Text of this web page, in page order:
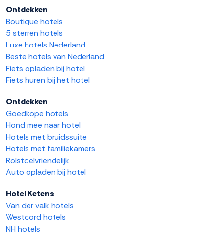
Ontdekken
Boutique hotels
5 sterren hotels
Luxe hotels Nederland
Beste hotels van Nederland
Fiets opladen bij hotel
Fiets huren bij het hotel
Ontdekken
Goedkope hotels
Hond mee naar hotel
Hotels met bruidssuite
Hotels met familiekamers
Rolstoelvriendelijk
Auto opladen bij hotel
Hotel Ketens
Van der valk hotels
Westcord hotels
NH hotels